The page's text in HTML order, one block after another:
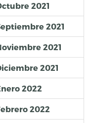
2021
2021
2021
2021
2022
2022